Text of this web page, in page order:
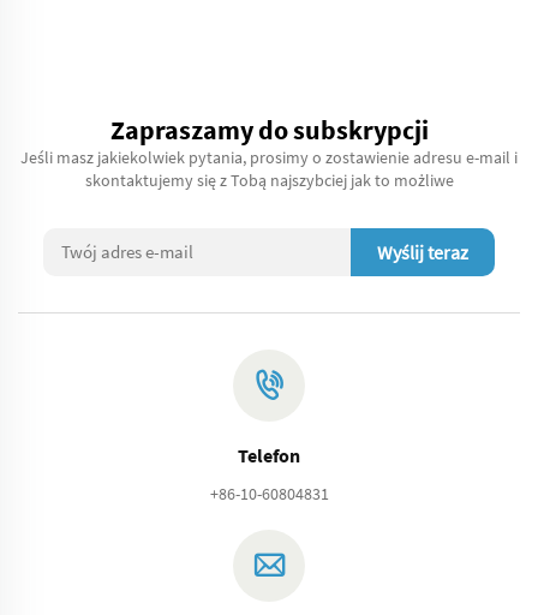
Zapraszamy do subskrypcji
Jeśli masz jakiekolwiek pytania, prosimy o zostawienie adresu e-mail i
skontaktujemy się z Tobą najszybciej jak to możliwe
Wyślij teraz
Telefon
+86-10-60804831